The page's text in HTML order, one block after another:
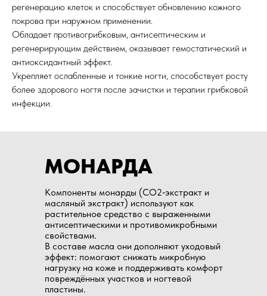
регенерацию клеток и способствует обновлению кожного
покрова при наружном применении.
Обладает противогрибковым, антисептическим и
регенерирующим действием, оказывает гемостатический и
антиоксидантный эффект.
Укрепляет ослабленные и тонкие ногти, способствует росту
более здорового ногтя после зачистки и терапии грибковой
инфекции.
МОНАРДА
Компоненты монарды (CO2‑экстракт и
масляный экстракт) используют как
растительное средство с выраженными
антисептическими и противомикробными
свойствами.
В составе масла они дополняют уходовый
эффект: помогают снижать микробную
нагрузку на коже и поддерживать комфорт
повреждённых участков и ногтевой
пластины.